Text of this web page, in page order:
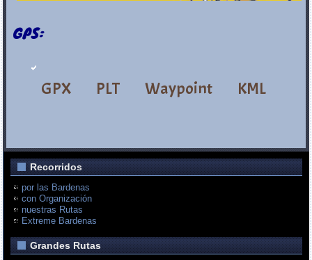
GPS:
GPX PLT Waypoint KML
Recorridos
por las Bardenas
con Organización
nuestras Rutas
Extreme Bardenas
Grandes Rutas